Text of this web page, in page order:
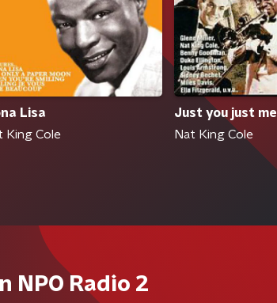
Lisa
King Cole
Just you just me
Nat King Cole
NPO Radio 2